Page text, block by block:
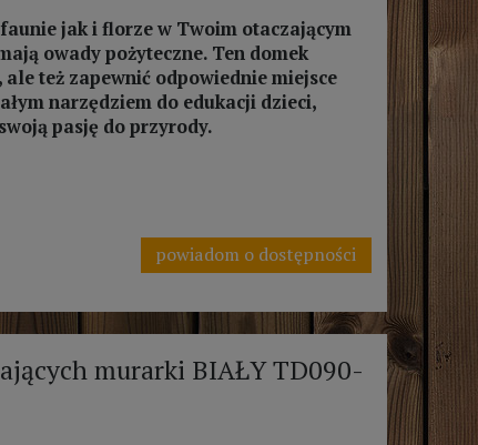
jak i florze w Twoim otaczającym
owady pożyteczne. Ten domek
ale też zapewnić odpowiednie miejsce
narzędziem do edukacji dzieci,
pasję do przyrody.
powiadom o dostępności
murarki BIAŁY TD090-